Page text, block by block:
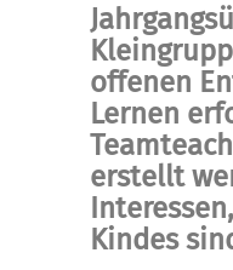
offenen
Lernen
erstellt
Kindes